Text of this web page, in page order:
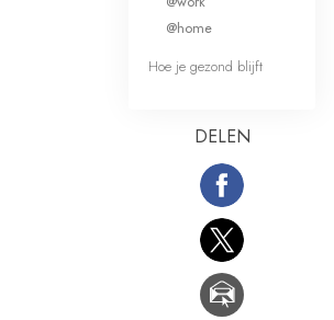
@home
Hoe je gezond blijft
DELEN